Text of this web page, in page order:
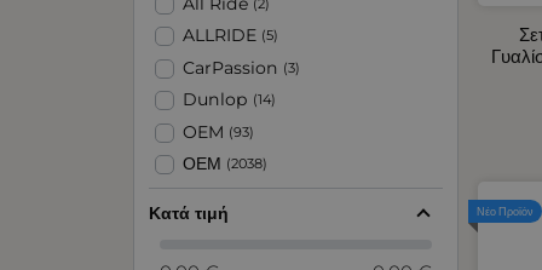
Νέο Προϊόν
Αντλίες και Χωνιά Υγρών
Αξεσουάρ για Ζώνες Ασφαλείας -
Προσκέφαλα Καθίσματος
Αρωματικά Αυτοκινήτου
Ασφάλειες - Ασφαλειοθήκες
Βεντιλατέρ Ψυγείων Αυτοκινήτου
Διακόπτες - Πρίζες Σκάφους -
ALLRIDE (5)
CarPassion (3)
Dunlop (14)
OEM (93)
ΟΕΜ (2038)
Κατά τιμή